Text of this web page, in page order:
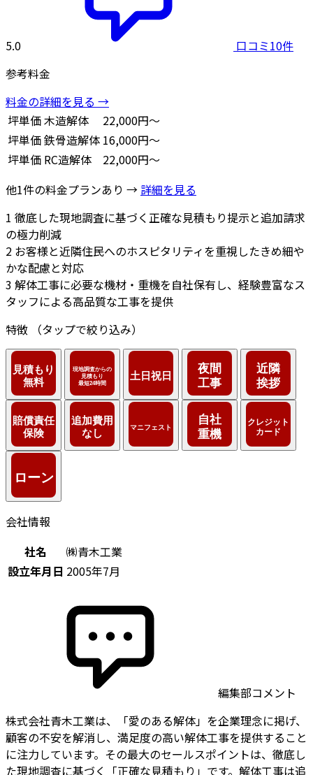
5.0
口コミ10件
参考料金
料金の詳細を見る →
坪単価木造解体
22,000円～
坪単価鉄骨造解体 16,000円～
坪単価 RC造解体
22,000円～
他1件の料金プランあり → 詳細を見る
1 徹底した現地調査に基づく正確な見積もり提示と追加請求
の極力削減
2 お客様と近隣住民へのホスピタリティを重視したきめ細や
かな配慮と対応
3 解体工事に必要な機材・重機を自社保有し、経験豊富なス
タッフによる高品質な工事を提供
特徴
（タップで絞り込み）
会社情報
社名
㈱青木工業
設立年月日 2005年7月
編集部コメント
株式会社青木工業は、「愛のある解体」を企業理念に掲げ、
顧客の不安を解消し、満足度の高い解体工事を提供すること
に注力しています。その最大のセールスポイントは、徹底し
た現地調査に基づく「正確な見積もり」です。解体工事は追